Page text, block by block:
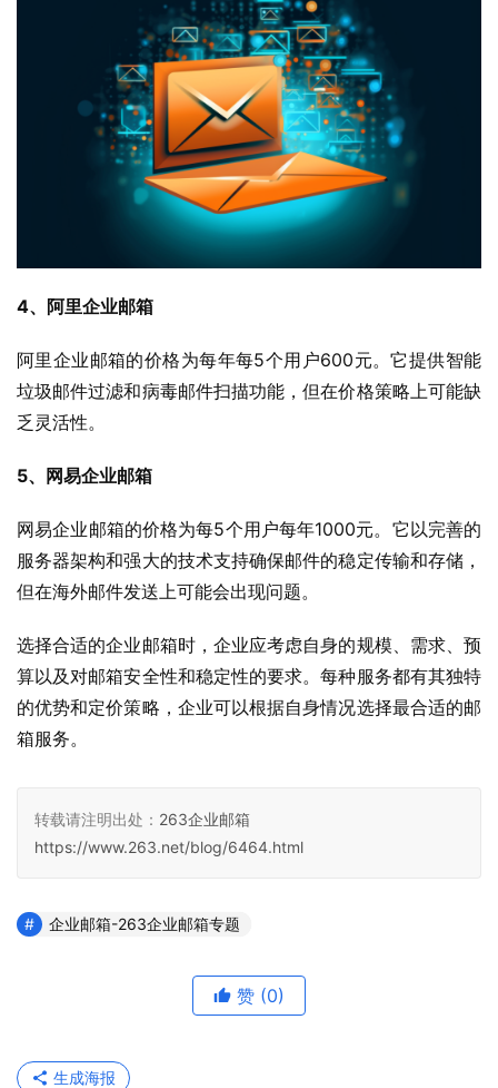
4、阿里企业邮箱
阿里企业邮箱的价格为每年每5个用户600元。它提供智能
垃圾邮件过滤和病毒邮件扫描功能，但在价格策略上可能缺
乏灵活性。
5、网易企业邮箱
网易企业邮箱的价格为每5个用户每年1000元。它以完善的
服务器架构和强大的技术支持确保邮件的稳定传输和存储，
但在海外邮件发送上可能会出现问题。
选择合适的企业邮箱时，企业应考虑自身的规模、需求、预
算以及对邮箱安全性和稳定性的要求。每种服务都有其独特
的优势和定价策略，企业可以根据自身情况选择最合适的邮
箱服务。
转载请注明出处： 263企业邮箱
https://www.263.net/blog/6464.html
企业邮箱-263企业邮箱专题
赞 (0)
生成海报